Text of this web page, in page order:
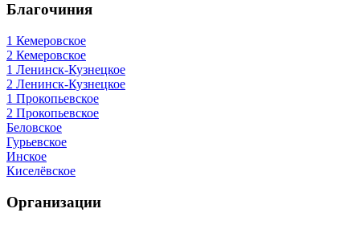
Благочиния
1 Кемеровское
2 Кемеровское
1 Ленинск-Кузнецкое
2 Ленинск-Кузнецкое
1 Прокопьевское
2 Прокопьевское
Беловское
Гурьевское
Инское
Киселёвское
Организации